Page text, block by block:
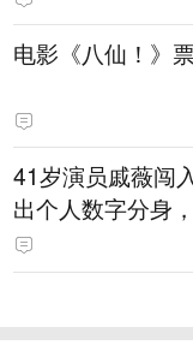
电影《八仙！》
41岁演员戚薇闯
出个人数字分身